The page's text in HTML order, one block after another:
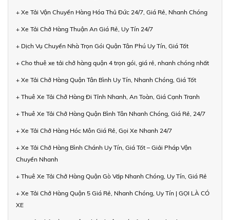
+ Xe Tải Vận Chuyển Hàng Hóa Thủ Đức 24/7, Giá Rẻ, Nhanh Chóng
+ Xe Tải Chở Hàng Thuận An Giá Rẻ, Uy Tín 24/7
+ Dịch Vụ Chuyển Nhà Trọn Gói Quận Tân Phú Uy Tín, Giá Tốt
+ Cho thuê xe tải chở hàng quận 4 trọn gói, giá rẻ, nhanh chóng nhất
+ Xe Tải Chở Hàng Quận Tân Bình Uy Tín, Nhanh Chóng, Giá Tốt
+ Thuê Xe Tải Chở Hàng Đi Tỉnh Nhanh, An Toàn, Giá Cạnh Tranh
+ Thuê Xe Tải Chở Hàng Quận Bình Tân Nhanh Chóng, Giá Rẻ, 24/7
+ Xe Tải Chở Hàng Hóc Môn Giá Rẻ, Gọi Xe Nhanh 24/7
+ Xe Tải Chở Hàng Bình Chánh Uy Tín, Giá Tốt – Giải Pháp Vận
Chuyển Nhanh
+ Thuê Xe Tải Chở Hàng Quận Gò Vấp Nhanh Chóng, Uy Tín, Giá Rẻ
+ Xe Tải Chở Hàng Quận 5 Giá Rẻ, Nhanh Chóng, Uy Tín | GỌI LÀ CÓ
XE